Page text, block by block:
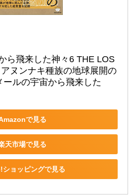
ら飛来した神々6 THE LOS
ヌンナキ種族の地球展開の
ルの宇宙から飛来した
で見る
天市場で見る
ョッピングで見る